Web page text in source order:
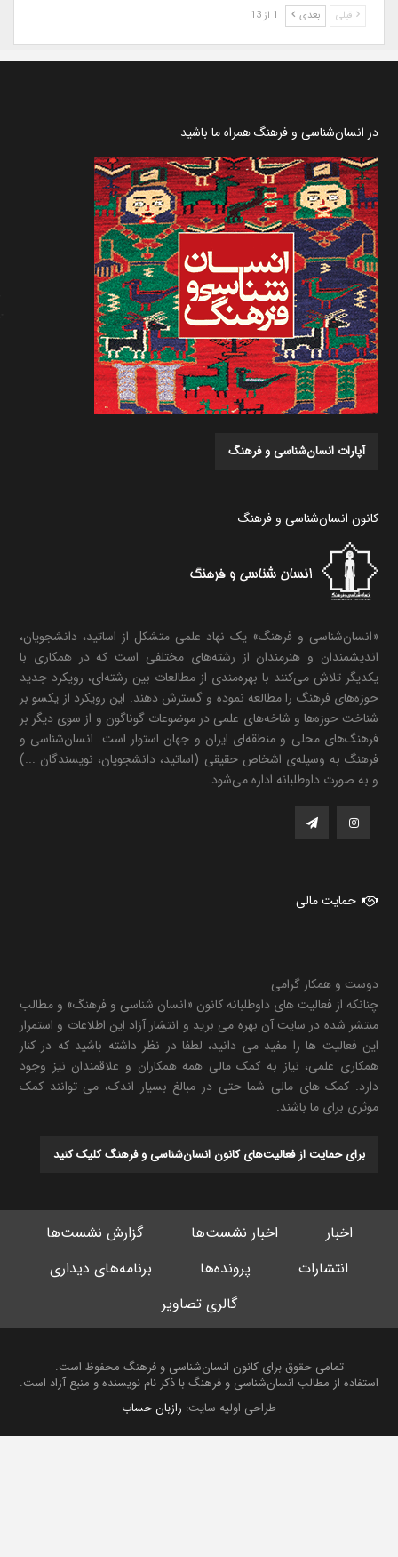
قبلی بعدی
در انسان‌شناسی و فرهنگ همراه ما باشید
آپارات انسان‌شناسی و فرهنگ
کانون انسان‌شناسی و فرهنگ
«انسان‌شناسی و فرهنگ» یک نهاد علمی متشکل از اساتید، دانشجویان،
اندیشمندان و هنرمندان از رشته‌های مختلفی است که در همکاری با
یکدیگر تلاش می‌کنند با بهره‌مندی از مطالعات بین رشته‌ای، رویکرد جدید
حوزه‌های فرهنگ را مطالعه نموده و گسترش دهند. این رویکرد از یکسو بر
شناخت حوزه‌ها و شاخه‌های علمی در موضوعات گوناگون و از سوی دیگر بر
فرهنگ‌های محلی و منطقه‌ای ایران و جهان استوار است. انسان‌شناسی و
فرهنگ به وسیله‌ی اشخاص حقیقی (اساتید، دانشجویان، نویسندگان ...)
و به صورت داوطلبانه اداره می‌شود.
حمایت مالی
دوست و همکار گرامی
چنانکه از فعالیت های داوطلبانه کانون «انسان شناسی و فرهنگ» و مطالب
منتشر شده در سایت آن بهره می برید و انتشار آزاد این اطلاعات و استمرار
این فعالیت ها را مفید می دانید، لطفا در نظر داشته باشید که در کنار
همکاری علمی، نیاز به کمک مالی همه همکاران و علاقمندان نیز وجود
دارد. کمک های مالی شما حتی در مبالغ بسیار اندک، می توانند کمک
موثری برای ما باشند.
برای حمایت از فعالیت‌های کانون انسان‌شناسی و فرهنگ کلیک کنید
اخبار اخبار نشست‌ها
گزارش نشست‌ها
انتشارات
پرونده‌ها
برنامه‌های دیداری
گالری تصاویر
تمامی حقوق برای کانون انسان‌شناسی و فرهنگ محفوظ است.
استفاده از مطالب انسان‌شناسی و فرهنگ با ذکر نام نویسنده و منبع آزاد است.
طراحی اولیه سایت:رازبان حساب